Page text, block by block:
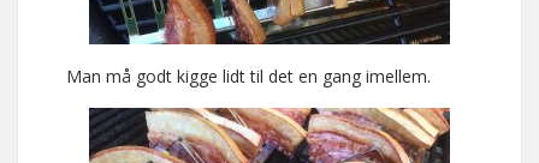
Man må godt kigge lidt til det en gang imellem.